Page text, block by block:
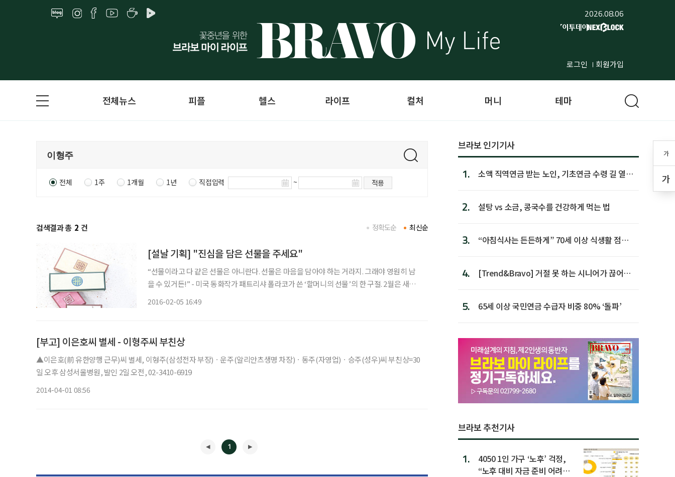
2026.08.06
로그인 회원가입
가
가
전체뉴스 피플 헬스 라이프 컬처 머니 테마
전체 1주 1개월 1년 직접입력 ~ 적용
검색결과 총 2 건 최신순
정확도순
[설날 기획] "진심을 담은 선물을 주세요"
“선물이라고 다 같은 선물은 아니란다. 선물은 마음을 담아야 하는 거라지. 그래야 영원히 남
을 수 있거든!” - 미국 동화작가 패트리샤 폴라코가 쓴 ‘할머니의 선물’의 한 구절. 2월은 새로
2016-02-05 16:49
[부고] 이은호씨 별세 - 이형주씨 부친상
▲이은호(前 유한양행 근무)씨 별세, 이형주(삼성전자 부장)ㆍ운주(알리안츠생명 차장)ㆍ동주(자영업)ㆍ승주(성우)씨 부친상=30
일 오후 삼성서울병원, 발인 2일 오전, 02-3410-6919
2014-04-01 08:56
1
브라보 인기기사
1.
소액 직역연금 받는 노인, 기초연금 수령 길 열린
2. 설탕 vs 소금, 콩국수를 건강하게 먹는 법
3.
“아침식사는 든든하게” 70세 이상 식생활 점수
4.
[Trend&Bravo] 거절 못 하는 시니어가 끊어야
5. 65세 이상 국민연금 수급자 비중 80% ‘돌파’
브라보 추천기사
1.
4050 1인 가구 ‘노후’ 걱정,
“노후 대비 자금 준비 어려